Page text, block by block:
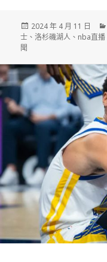
發
佈
2024 年 4 月 11 日
士 、洛杉磯湖人 、 nba直播
聞